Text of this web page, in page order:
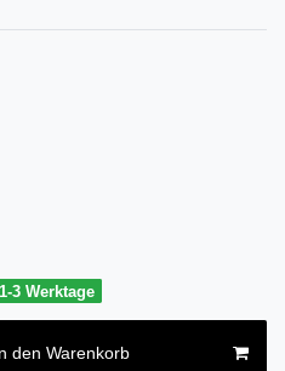
3 Werktage
den Warenkorb